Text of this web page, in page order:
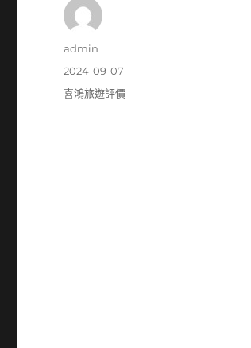
作
admin
發
佈
2024-09-07
分
喜鴻旅遊評價